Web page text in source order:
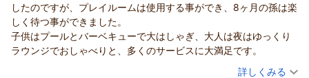
したのですが、プレイルームは使用する事ができ、8ヶ月の孫は楽
しく待つ事ができました。
子供はプールとバーベキューで大はしゃぎ、大人は夜はゆっくり
ラウンジでおしゃべりと、多くのサービスに大満足です。
（投稿日：2026/05/19）
詳しくみる